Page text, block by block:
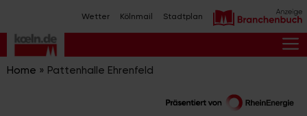
Inhalt
springen
Wetter Kölnmail Stadtplan
Home » Pattenhalle Ehrenfeld